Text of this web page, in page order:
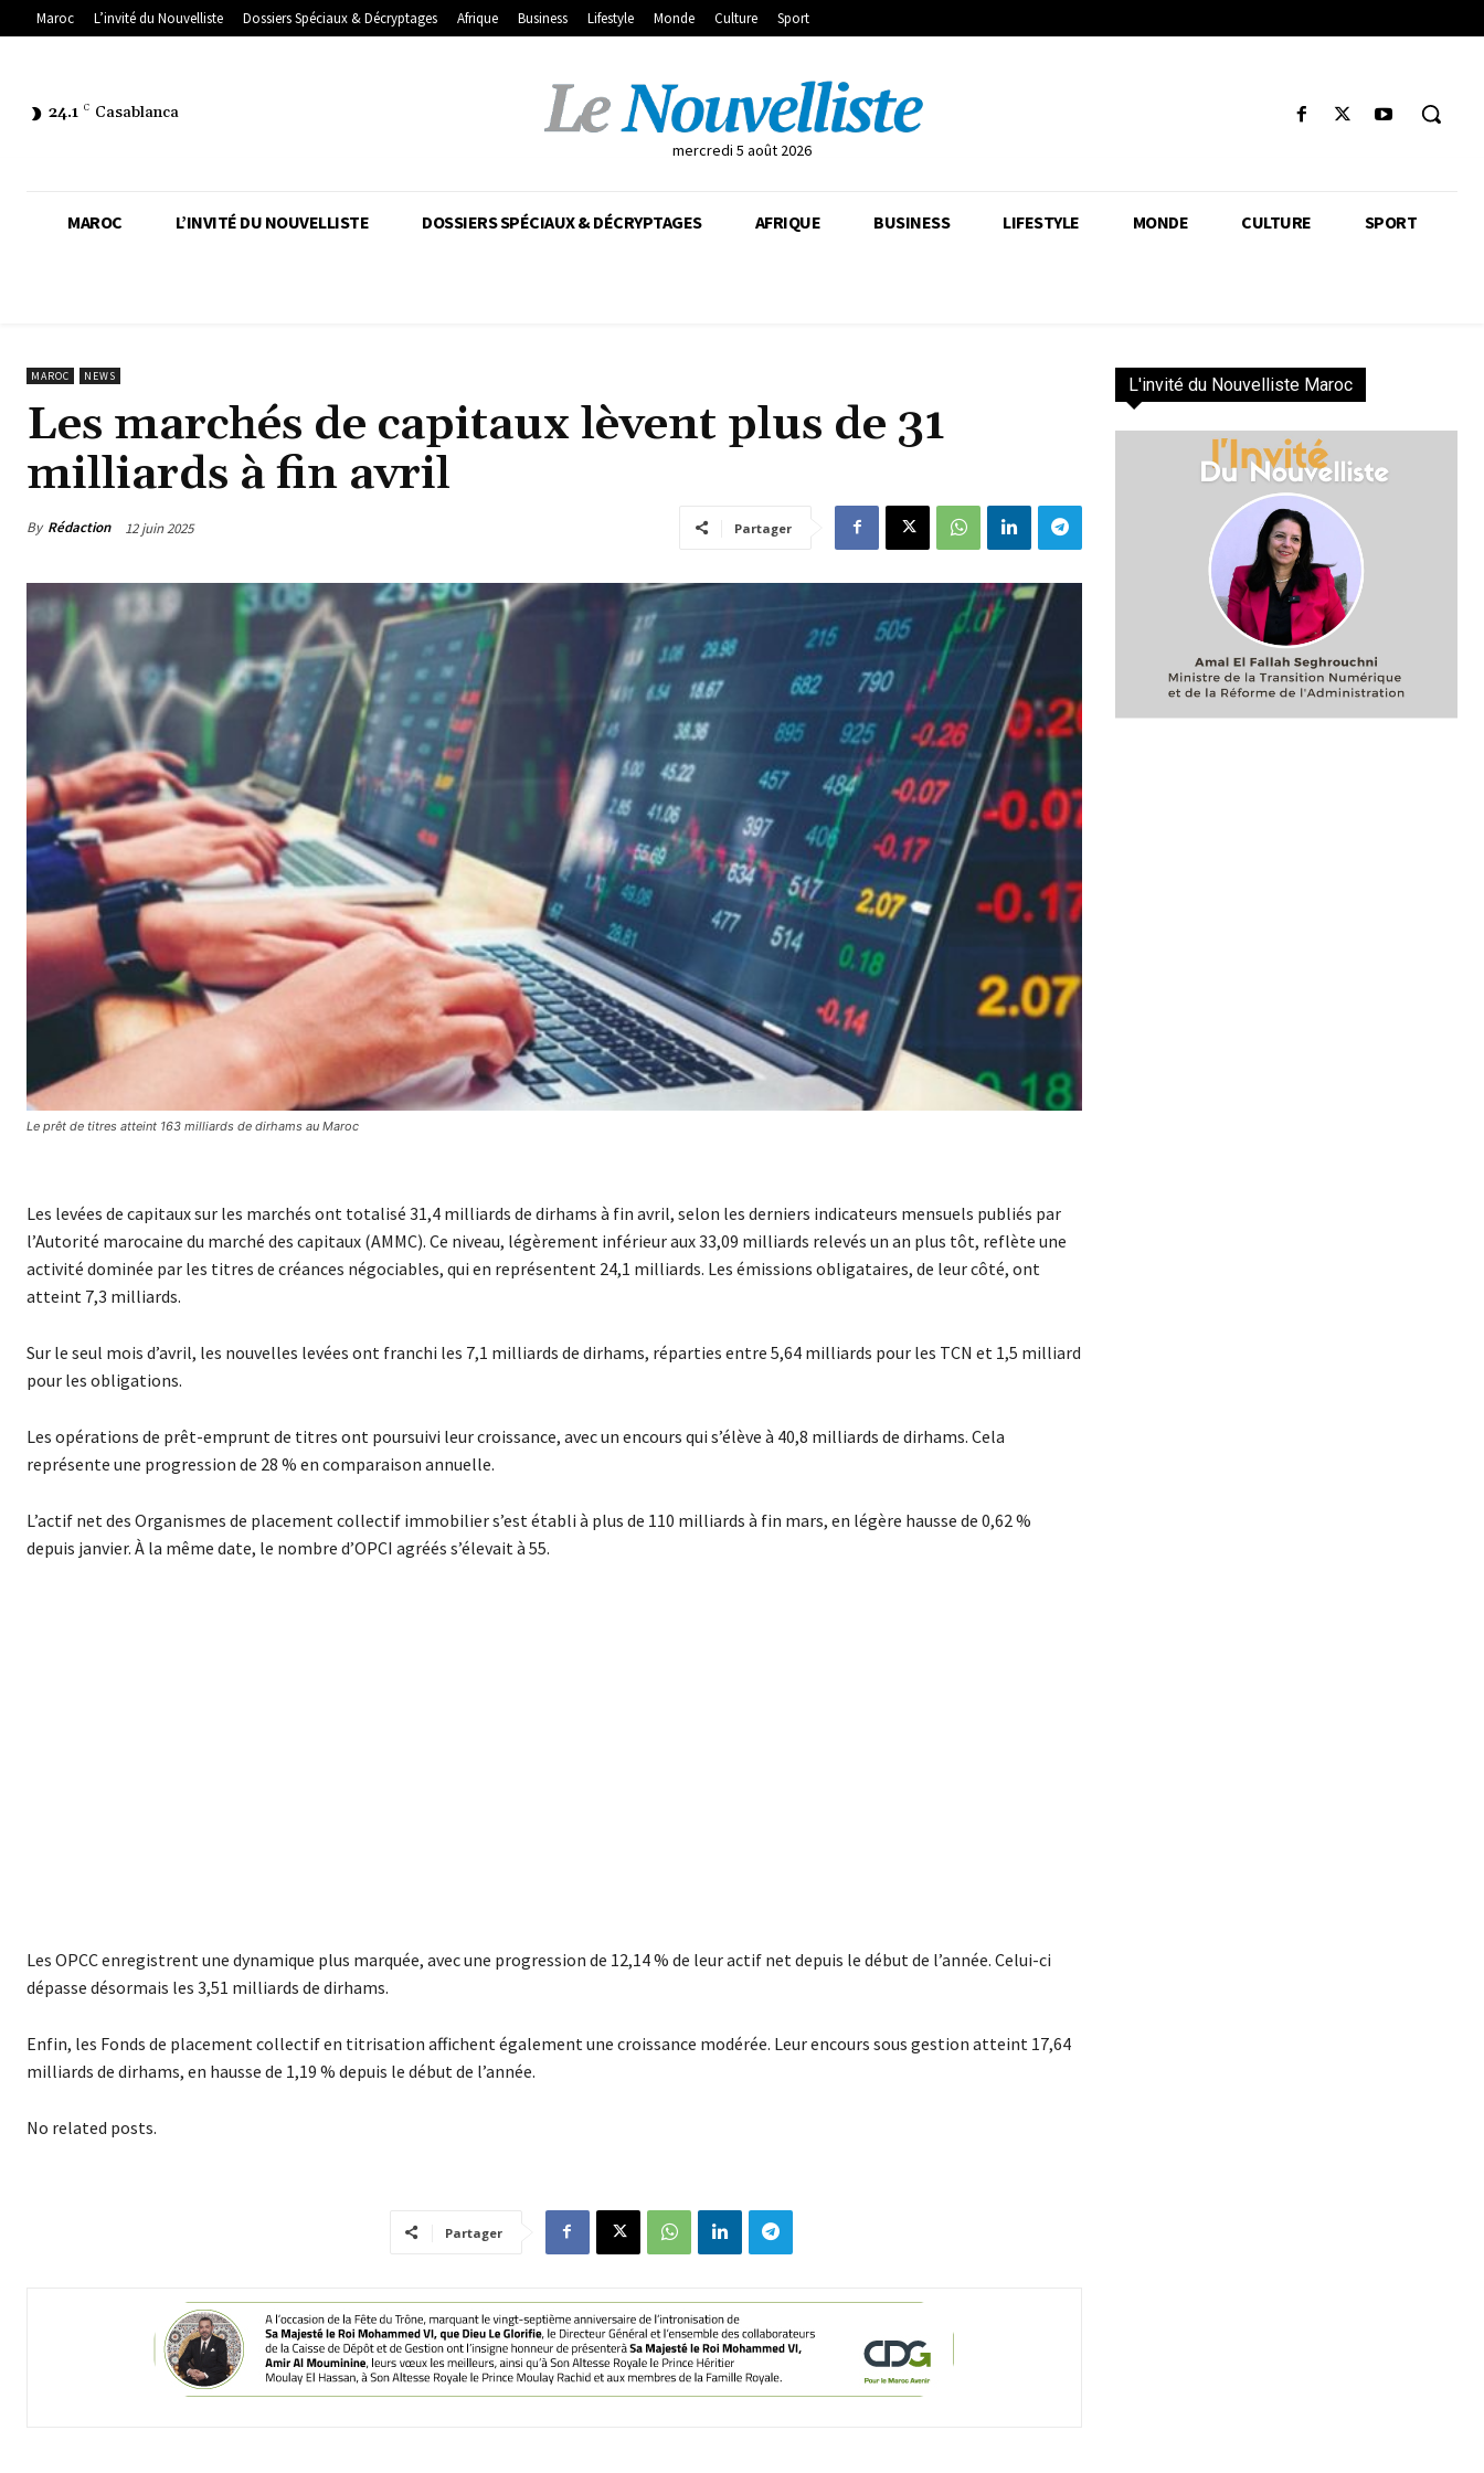
Maroc L’invité du Nouvelliste Dossiers Spéciaux & Décryptages Afrique Business Lifestyle Monde Culture Sport
24.1 C Casablanca
mercredi 5 août 2026
MAROC L’INVITÉ DU NOUVELLISTE DOSSIERS SPÉCIAUX & DÉCRYPTAGES AFRIQUE BUSINESS LIFESTYLE MONDE CULTURE SPORT
MAROC NEWS
Les marchés de capitaux lèvent plus de 31
milliards à fin avril
By Rédaction 12 juin 2025 Partager
Le prêt de titres atteint 163 milliards de dirhams au Maroc
Les levées de capitaux sur les marchés ont totalisé 31,4 milliards de dirhams à fin avril, selon les derniers indicateurs mensuels publiés par
l’Autorité marocaine du marché des capitaux (AMMC). Ce niveau, légèrement inférieur aux 33,09 milliards relevés un an plus tôt, reflète une
activité dominée par les titres de créances négociables, qui en représentent 24,1 milliards. Les émissions obligataires, de leur côté, ont
atteint 7,3 milliards.
Sur le seul mois d’avril, les nouvelles levées ont franchi les 7,1 milliards de dirhams, réparties entre 5,64 milliards pour les TCN et 1,5 milliard
pour les obligations.
Les opérations de prêt-emprunt de titres ont poursuivi leur croissance, avec un encours qui s’élève à 40,8 milliards de dirhams. Cela
représente une progression de 28 % en comparaison annuelle.
L’actif net des Organismes de placement collectif immobilier s’est établi à plus de 110 milliards à fin mars, en légère hausse de 0,62 %
depuis janvier. À la même date, le nombre d’OPCI agréés s’élevait à 55.
Les OPCC enregistrent une dynamique plus marquée, avec une progression de 12,14 % de leur actif net depuis le début de l’année. Celui-ci
dépasse désormais les 3,51 milliards de dirhams.
Enfin, les Fonds de placement collectif en titrisation affichent également une croissance modérée. Leur encours sous gestion atteint 17,64
milliards de dirhams, en hausse de 1,19 % depuis le début de l’année.
No related posts.
Partager
L'invité du Nouvelliste Maroc